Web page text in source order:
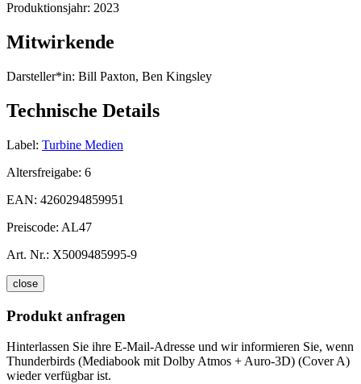
Produktionsjahr: 2023
Mitwirkende
Darsteller*in: Bill Paxton, Ben Kingsley
Technische Details
Label: Turbine Medien
Altersfreigabe: 6
EAN: 4260294859951
Preiscode: AL47
Art. Nr.: X5009485995-9
close
Produkt anfragen
Hinterlassen Sie ihre E-Mail-Adresse und wir informieren Sie, wenn
Thunderbirds (Mediabook mit Dolby Atmos + Auro-3D) (Cover A)
wieder verfügbar ist.